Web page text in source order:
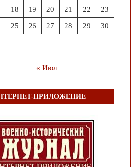
18 19 20 21 22 23
25 26 27 28 29 30
« Июл
ПРИЛОЖЕНИЕ